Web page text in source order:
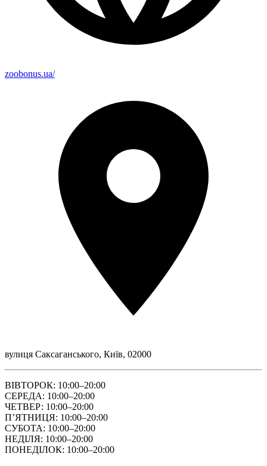
zoobonus.ua/
вулиця Саксаганського, Київ, 02000
ВІВТОРОК: 10:00–20:00
СЕРЕДА: 10:00–20:00
ЧЕТВЕР: 10:00–20:00
ПʼЯТНИЦЯ: 10:00–20:00
СУБОТА: 10:00–20:00
НЕДІЛЯ: 10:00–20:00
ПОНЕДІЛОК: 10:00–20:00